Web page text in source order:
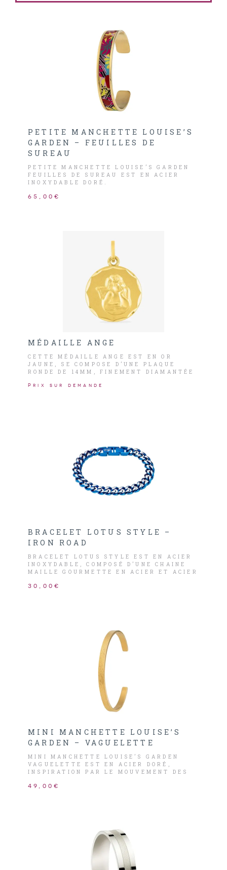
PETITE MANCHETTE LOUISE’S
GARDEN – FEUILLES DE
SUREAU
PETITE MANCHETTE LOUISE’S GARDEN
FEUILLES DE SUREAU EST EN ACIER
INOXYDABLE DORÉ.
65,00€
MÉDAILLE ANGE
CETTE MÉDAILLE ANGE EST EN OR
JAUNE, SE COMPOSE D’UNE PLAQUE
RONDE DE 14MM, FINEMENT DIAMANTÉE
Prix sur demande
BRACELET LOTUS STYLE –
IRON ROAD
BRACELET LOTUS STYLE EST EN ACIER
INOXYDABLE, COMPOSÉ D’UNE CHAINE
MAILLE GOURMETTE EN ACIER ET ACIER
30,00€
MINI MANCHETTE LOUISE’S
GARDEN – VAGUELETTE
MINI MANCHETTE LOUISE’S GARDEN
VAGUELETTE EST EN ACIER DORÉ,
INSPIRATION PAR LE MOUVEMENT DES
49,00€